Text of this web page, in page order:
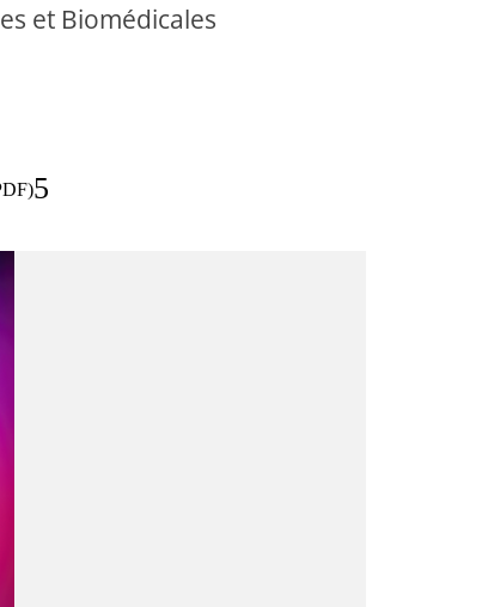
et Biomédicales